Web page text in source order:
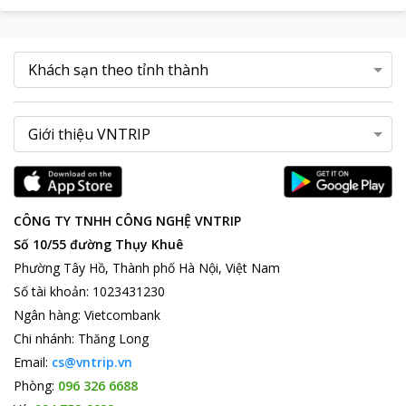
CÔNG TY TNHH CÔNG NGHỆ VNTRIP
Số 10/55 đường Thụy Khuê
Phường Tây Hồ, Thành phố Hà Nội, Việt Nam
Số tài khoản: 1023431230
Ngân hàng: Vietcombank
Chi nhánh: Thăng Long
Email: cs@vntrip.vn
Phòng: 096 326 6688